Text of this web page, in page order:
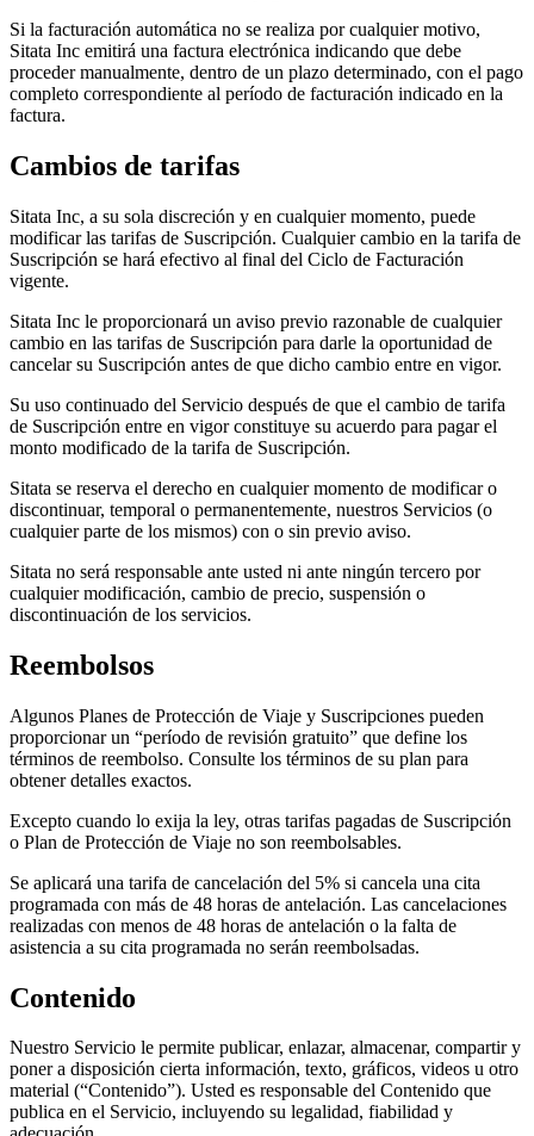
Si la facturación automática no se realiza por cualquier motivo,
Sitata Inc emitirá una factura electrónica indicando que debe
proceder manualmente, dentro de un plazo determinado, con el pago
completo correspondiente al período de facturación indicado en la
factura.
Cambios de tarifas
Sitata Inc, a su sola discreción y en cualquier momento, puede
modificar las tarifas de Suscripción. Cualquier cambio en la tarifa de
Suscripción se hará efectivo al final del Ciclo de Facturación
vigente.
Sitata Inc le proporcionará un aviso previo razonable de cualquier
cambio en las tarifas de Suscripción para darle la oportunidad de
cancelar su Suscripción antes de que dicho cambio entre en vigor.
Su uso continuado del Servicio después de que el cambio de tarifa
de Suscripción entre en vigor constituye su acuerdo para pagar el
monto modificado de la tarifa de Suscripción.
Sitata se reserva el derecho en cualquier momento de modificar o
discontinuar, temporal o permanentemente, nuestros Servicios (o
cualquier parte de los mismos) con o sin previo aviso.
Sitata no será responsable ante usted ni ante ningún tercero por
cualquier modificación, cambio de precio, suspensión o
discontinuación de los servicios.
Reembolsos
Algunos Planes de Protección de Viaje y Suscripciones pueden
proporcionar un “período de revisión gratuito” que define los
términos de reembolso. Consulte los términos de su plan para
obtener detalles exactos.
Excepto cuando lo exija la ley, otras tarifas pagadas de Suscripción
o Plan de Protección de Viaje no son reembolsables.
Se aplicará una tarifa de cancelación del 5% si cancela una cita
programada con más de 48 horas de antelación. Las cancelaciones
realizadas con menos de 48 horas de antelación o la falta de
asistencia a su cita programada no serán reembolsadas.
Contenido
Nuestro Servicio le permite publicar, enlazar, almacenar, compartir y
poner a disposición cierta información, texto, gráficos, videos u otro
material (“Contenido”). Usted es responsable del Contenido que
publica en el Servicio, incluyendo su legalidad, fiabilidad y